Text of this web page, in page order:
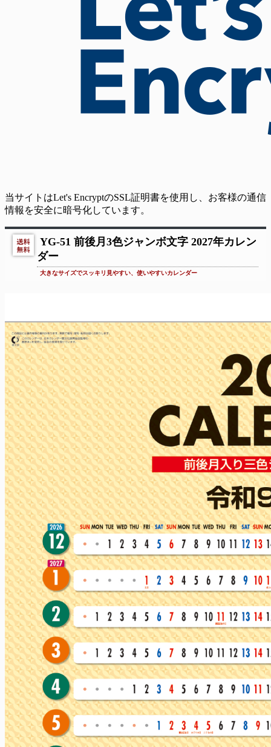
当サイトはLet's EncryptのSSL証明書を使用し、お客様の通信
情報を安全に暗号化しています。
YG-51 前後月3色ジャンボ文字 2027年カレン
ダー
大きなサイズでスッキリ見やすい、使いやすいカレンダー